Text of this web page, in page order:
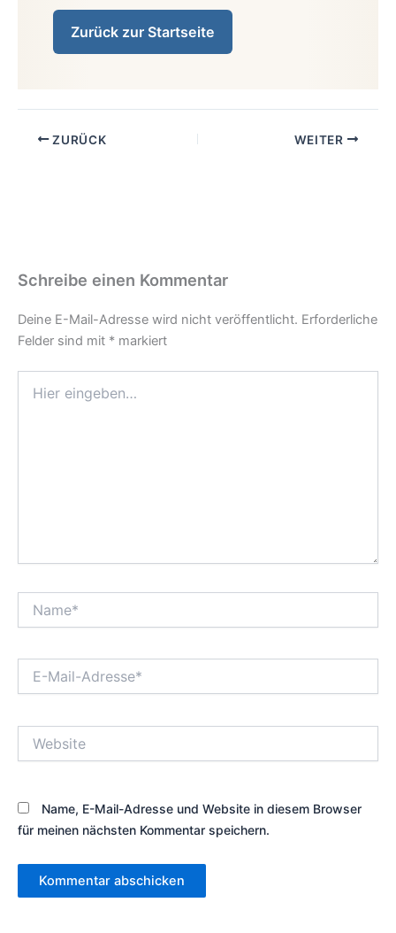
Zurück zur Startseite
ZURÜCK WEITER
Schreibe einen Kommentar
Deine E-Mail-Adresse wird nicht veröffentlicht. Erforderliche
Felder sind mit * markiert
eingeben…
Mail-
Name, E-Mail-Adresse und Website in diesem Browser
für meinen nächsten Kommentar speichern.